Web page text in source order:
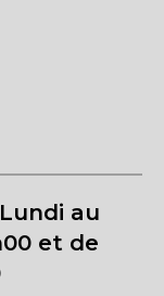
au
et de